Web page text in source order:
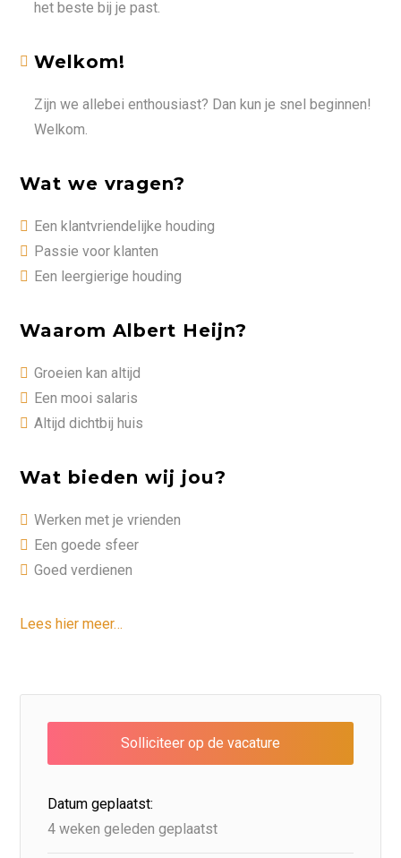
het beste bij je past.
Welkom!
Zijn we allebei enthousiast? Dan kun je snel beginnen!
Welkom.
Wat we vragen?
Een klantvriendelijke houding
Passie voor klanten
Een leergierige houding
Waarom Albert Heijn?
Groeien kan altijd
Een mooi salaris
Altijd dichtbij huis
Wat bieden wij jou?
Werken met je vrienden
Een goede sfeer
Goed verdienen
Lees hier meer…
Datum geplaatst:
4 weken geleden geplaatst